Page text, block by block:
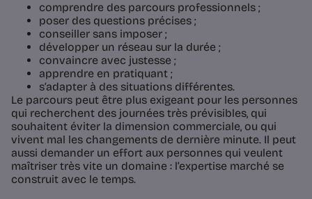
comprendre des parcours professionnels ;
poser des questions précises ;
conseiller sans imposer ;
développer un réseau sur la durée ;
convaincre avec justesse ;
apprendre en pratiquant ;
s’adapter à des situations différentes.
Le parcours peut être plus exigeant pour les personnes
qui recherchent des journées très prévisibles, qui
souhaitent éviter la dimension commerciale, ou qui
vivent mal les changements de dernière minute. Il peut
aussi demander un effort aux personnes qui veulent
maîtriser très vite un domaine : l’expertise marché se
construit avec le temps.